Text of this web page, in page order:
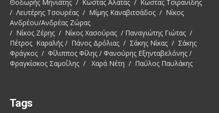
Θοδωρής Μηνιάτης / Κώστας Αλατάς / Κώστας Τσιρανίδης
/ Λευτέρης Τσουρέας / Μίμης Καναβιτσάδος / Νίκος
Ανδρέου/Ανδρέας Ζώρας
/ Νίκος Ζέρης / Νίκος Χασούρας / Παναγιώτης Γιώτας /
Πέτρος Καραλής / Πάνος Δρόλιας / Σάκης Νίκας / Σάκης
Φράγκος / Φίλιππος Φίλης / Φανούρης Εξηνταβελόνης /
Φραγκίσκος Σαμοΐλης / Χαρά Νέτη / Παύλος Παυλάκης
Tags